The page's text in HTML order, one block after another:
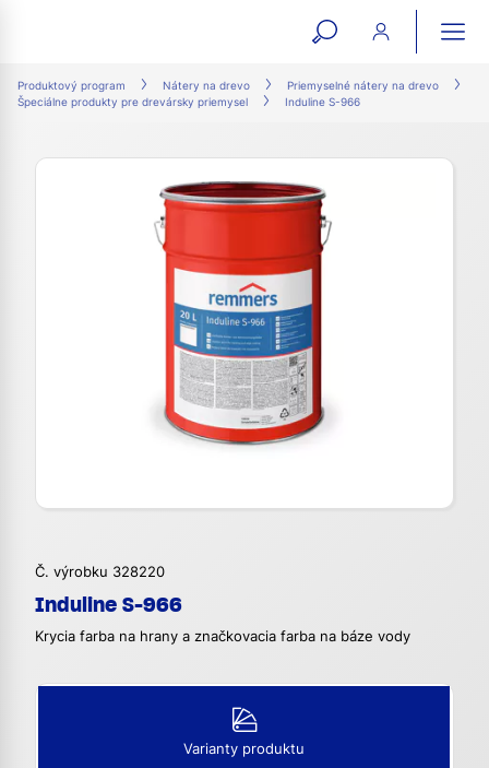
open
search
Produktový program Nátery na drevo
Priemyselné nátery na drevo
Špeciálne produkty pre drevársky priemysel
Induline S-966
Č. výrobku 328220
Induline S-966
Krycia farba na hrany a značkovacia farba na báze vody
Varianty produktu